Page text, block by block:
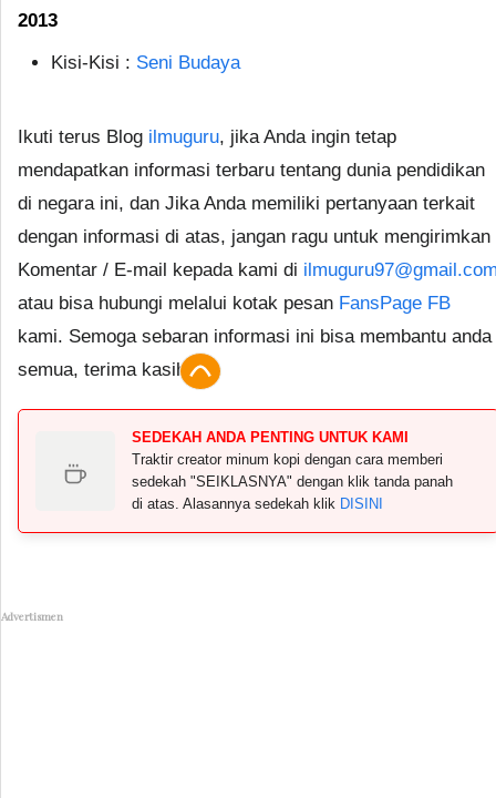
2013
Kisi-Kisi : Seni Budaya
Ikuti terus Blog ilmuguru, jika Anda ingin tetap
mendapatkan informasi terbaru tentang dunia pendidikan
di negara ini, dan Jika Anda memiliki pertanyaan terkait
dengan informasi di atas, jangan ragu untuk mengirimkan
Komentar / E-mail kepada kami di
atau bisa hubungi melalui kotak pesan FansPage FB
kami. Semoga sebaran informasi ini bisa membantu anda
semua, terima kasih.
SEDEKAH ANDA PENTING UNTUK KAMI
Traktir creator minum kopi dengan cara memberi
sedekah "SEIKLASNYA" dengan klik tanda panah
di atas. Alasannya sedekah klik DISINI
Advertismen